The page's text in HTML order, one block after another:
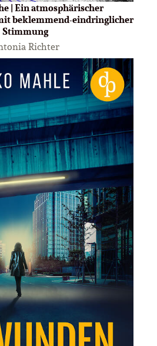
| Ein atmosphärischer
beklemmend-eindringlicher
Stimmung
Richter